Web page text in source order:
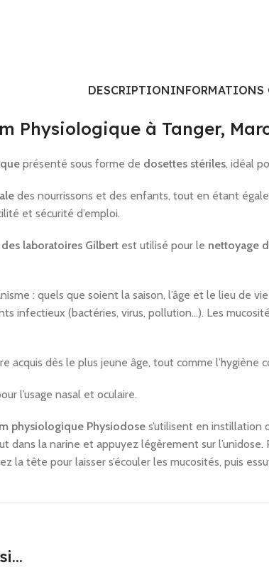
DESCRIPTIONINFORMATIONS
Physiologique à Tanger,
présenté sous forme de dosettes stériles, idéal
des nourrissons et des enfants, tout en étant
et sécurité d’emploi.
laboratoires Gilbert est utilisé pour le nettoyage
: quels que soient la saison, l’âge et le lieu de
infectieux (bactéries, virus, pollution…). Les
acquis dès le plus jeune âge, tout comme l’hygiène
l’usage nasal et oculaire.
physiologique Physiodose s’utilisent en instillation
dans la narine et appuyez légèrement sur
la tête pour laisser s’écouler les mucosités, puis